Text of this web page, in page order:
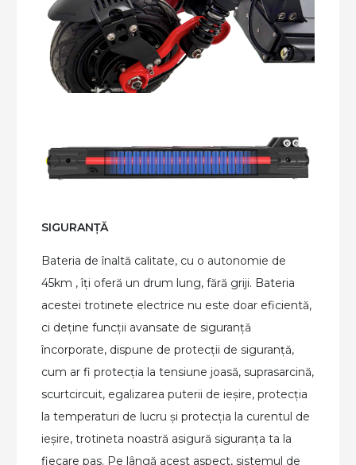
SIGURANȚĂ
Bateria de înaltă calitate, cu o autonomie de
45km , îți oferă un drum lung, fără griji. Bateria
acestei trotinete electrice nu este doar eficientă,
ci deține funcții avansate de siguranță
încorporate, dispune de protecții de siguranță,
cum ar fi protecția la tensiune joasă, suprasarcină,
scurtcircuit, egalizarea puterii de ieșire, protecția
la temperaturi de lucru și protecția la curentul de
ieșire, trotineta noastră asigură siguranța ta la
fiecare pas. Pe lângă acest aspect, sistemul de